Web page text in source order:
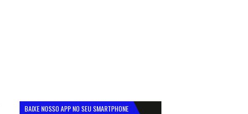
BAIXE NOSSO APP NO SEU SMARTPHONE